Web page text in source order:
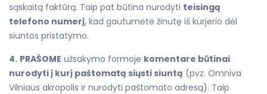
sąskaitą faktūrą. Taip pat būtina nurodyti teisingą
telefono numerį, kad gautumėte žinutę iš kurjerio dėl
siuntos pristatymo.
4. PRAŠOME užsakymo formoje komentare būtinai
nurodyti į kurį paštomatą siųsti siuntą (pvz. Omniva
Vilniaus akropolis ir nurodyti paštomato adresą). Taip